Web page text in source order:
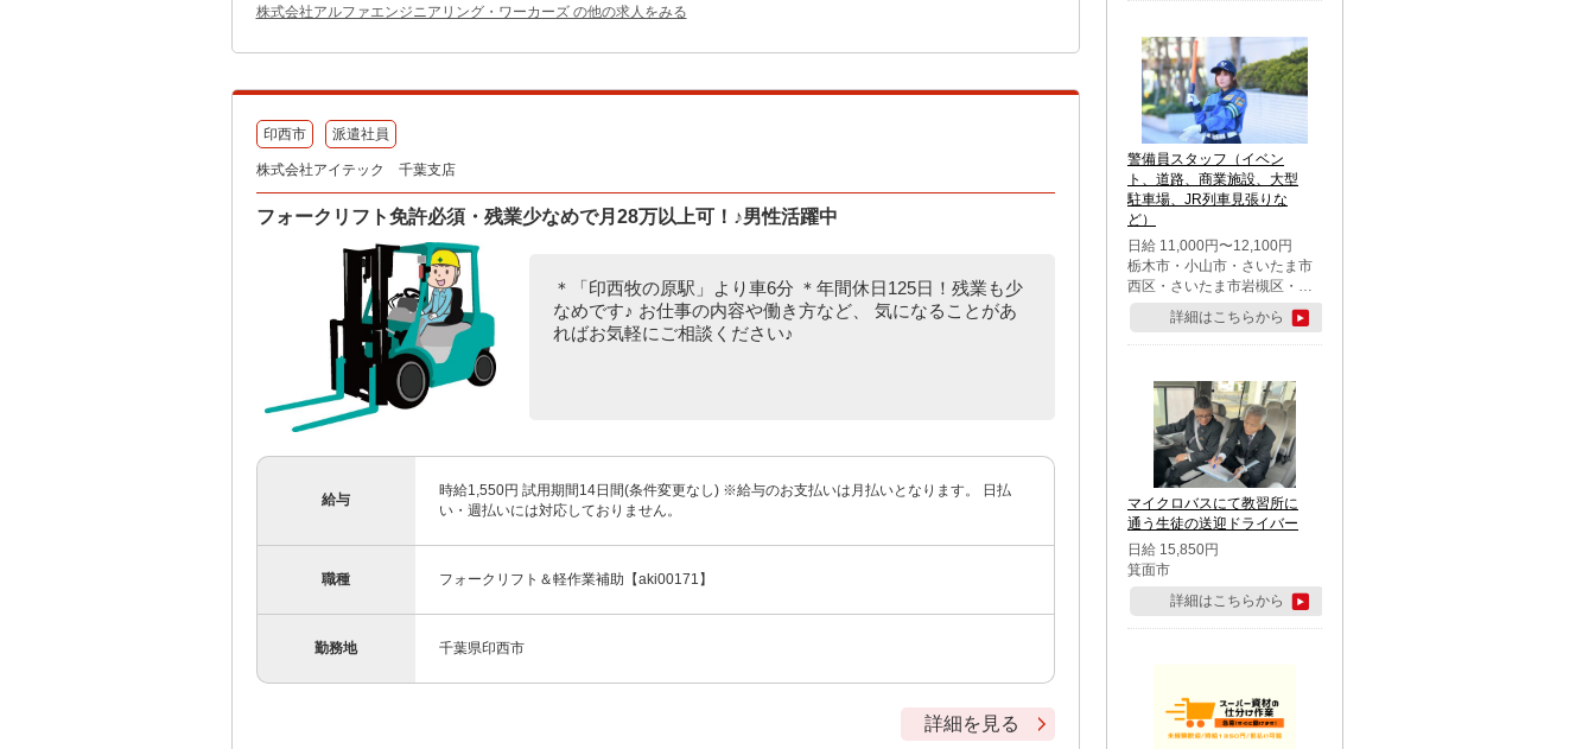
株式会社アルファエンジニアリング・ワーカーズ の他の求人をみる
印西市 派遣社員
株式会社アイテック 千葉支店
フォークリフト免許必須・残業少なめで月28万以上可！♪男性活躍中
＊「印西牧の原駅」より車6分 ＊年間休日125日！残業も少
なめです♪ お仕事の内容や働き方など、 気になることがあ
ればお気軽にご相談ください♪
給与
時給1,550円 試用期間14日間(条件変更なし) ※給与のお支払いは月払いとなります。 日払
い・週払いには対応しておりません。
職種 フォークリフト＆軽作業補助【aki00171】
勤務地 千葉県印西市
詳細を見る
警備員スタッフ（イベン
ト、道路、商業施設、大型
駐車場、JR列車見張りな
ど）
日給 11,000円〜12,100円
栃木市・小山市・さいたま市
西区・さいたま市岩槻区・久
喜市・蓮田市
詳細はこちらから
マイクロバスにて教習所に
通う生徒の送迎ドライバー
日給 15,850円
箕面市
詳細はこちらから